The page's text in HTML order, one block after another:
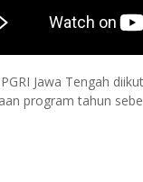
Jawa Tengah
program tahun